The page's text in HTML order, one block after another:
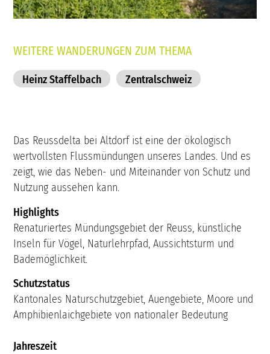
WEITERE WANDERUNGEN ZUM THEMA
Heinz Staffelbach Zentralschweiz
Das Reussdelta bei Altdorf ist eine der ökologisch
wertvollsten Flussmündungen unseres Landes. Und es
zeigt, wie das Neben- und Miteinander von Schutz und
Nutzung aussehen kann.
Highlights
Renaturiertes Mündungsgebiet der Reuss, künstliche
Inseln für Vögel, Naturlehrpfad, Aussichtsturm und
Bademöglichkeit.
Schutzstatus
Kantonales Naturschutzgebiet, Auengebiete, Moore und
Amphibienlaichgebiete von nationaler Bedeutung
Jahreszeit